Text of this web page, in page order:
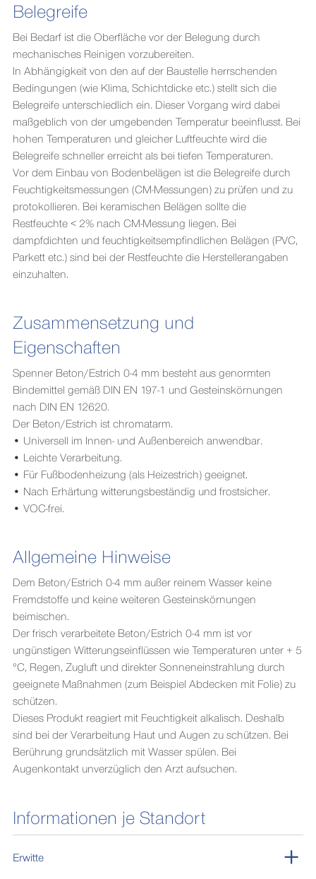
Belegreife
Bei Bedarf ist die Oberfläche vor der Belegung durch
mechanisches Reinigen vorzubereiten.
In Abhängigkeit von den auf der Baustelle herrschenden
Bedingungen (wie Klima, Schichtdicke etc.) stellt sich die
Belegreife unterschiedlich ein. Dieser Vorgang wird dabei
maßgeblich von der umgebenden Temperatur beeinflusst. Bei
hohen Temperaturen und gleicher Luftfeuchte wird die
Belegreife schneller erreicht als bei tiefen Temperaturen.
Vor dem Einbau von Bodenbelägen ist die Belegreife durch
Feuchtigkeitsmessungen (CM-Messungen) zu prüfen und zu
protokollieren. Bei keramischen Belägen sollte die
Restfeuchte < 2% nach CM-Messung liegen. Bei
dampfdichten und feuchtigkeitsempfindlichen Belägen (PVC,
Parkett etc.) sind bei der Restfeuchte die Herstellerangaben
einzuhalten.
Zusammensetzung und
Eigenschaften
Spenner Beton/Estrich 0-4 mm besteht aus genormten
Bindemittel gemäß DIN EN 197-1 und Gesteinskörnungen
nach DIN EN 12620.
Der Beton/Estrich ist chromatarm.
• Universell im Innen- und Außenbereich anwendbar.
• Leichte Verarbeitung.
• Für Fußbodenheizung (als Heizestrich) geeignet.
• Nach Erhärtung witterungsbeständig und frostsicher.
• VOC-frei.
Allgemeine Hinweise
Dem Beton/Estrich 0-4 mm außer reinem Wasser keine
Fremdstoffe und keine weiteren Gesteinskörnungen
beimischen.
Der frisch verarbeitete Beton/Estrich 0-4 mm ist vor
ungünstigen Witterungseinflüssen wie Temperaturen unter + 5
°C, Regen, Zugluft und direkter Sonneneinstrahlung durch
geeignete Maßnahmen (zum Beispiel Abdecken mit Folie) zu
schützen.
Dieses Produkt reagiert mit Feuchtigkeit alkalisch. Deshalb
sind bei der Verarbeitung Haut und Augen zu schützen. Bei
Berührung grundsätzlich mit Wasser spülen. Bei
Augenkontakt unverzüglich den Arzt aufsuchen.
Informationen je Standort
Erwitte